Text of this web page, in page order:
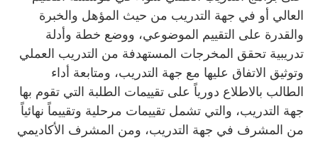
العالي أو في جهة التدريب من حيث المؤهل والخبرة
والقدرة على التقييم الموضوعي، ووضع خطة وأدلة
تدريبية تحقق المخرجات المستهدفة من التدريب العملي
وتوثيق الاتفاق عليها مع جهة التدريب، ومتابعة أداء
الطالب بالاطلاع دورياً على تقييمات الطلبة التي تقوم بها
جهة التدريب، والتي تشمل تقييمات مرحلية وتقييماً نهائياً
من المشرف في جهة التدريب، ومن المشرف الأكاديمي